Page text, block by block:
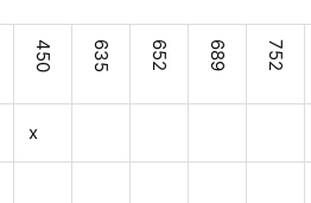
450 635 652 689 752
x